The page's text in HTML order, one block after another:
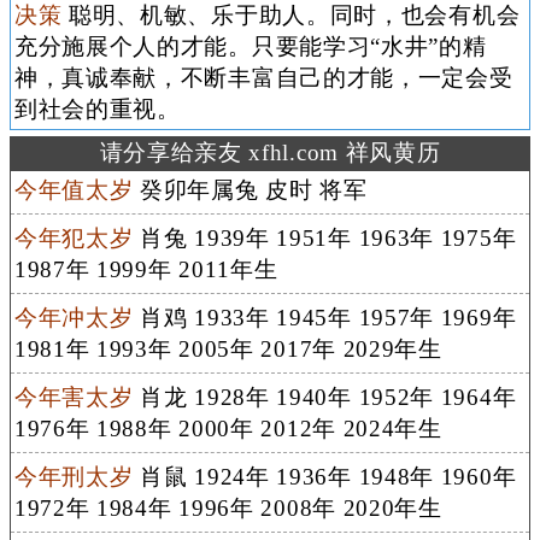
决策 聪明、机敏、乐于助人。同时，也会有机会
充分施展个人的才能。只要能学习“水井”的精
神，真诚奉献，不断丰富自己的才能，一定会受
到社会的重视。
请分享给亲友 xfhl.com 祥风黄历
今年值太岁 癸卯年属兔 皮时 将军
今年犯太岁 肖兔 1939年 1951年 1963年 1975年
1987年 1999年 2011年生
今年冲太岁 肖鸡 1933年 1945年 1957年 1969年
1981年 1993年 2005年 2017年 2029年生
今年害太岁 肖龙 1928年 1940年 1952年 1964年
1976年 1988年 2000年 2012年 2024年生
今年刑太岁 肖鼠 1924年 1936年 1948年 1960年
1972年 1984年 1996年 2008年 2020年生